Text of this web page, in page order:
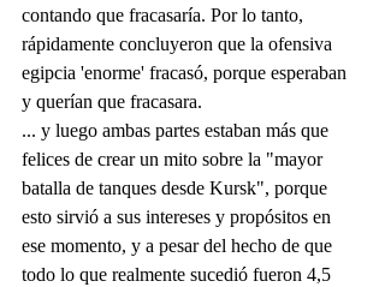
contando que fracasaría. Por lo tanto,
rápidamente concluyeron que la ofensiva
egipcia 'enorme' fracasó, porque esperaban
y querían que fracasara.
... y luego ambas partes estaban más que
felices de crear un mito sobre la "mayor
batalla de tanques desde Kursk", porque
esto sirvió a sus intereses y propósitos en
ese momento, y a pesar del hecho de que
todo lo que realmente sucedió fueron 4,5